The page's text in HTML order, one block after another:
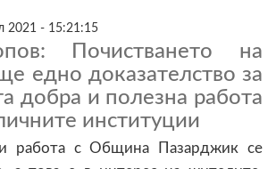
2021 - 15:21:15
Почистването на
едно доказателство за
добра и полезна работа
институции
работа с Община Пазарджик се